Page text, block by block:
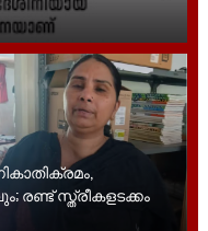
സ്ത്രീകളടക്കം